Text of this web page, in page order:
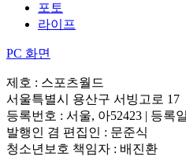
포토
라이프
PC 화면
제호 : 스포츠월드
서울특별시 용산구 서빙고로 17
등록번호 : 서울, 아52423 | 등록
발행인 겸 편집인 : 문준식
청소년보호 책임자 : 배진환